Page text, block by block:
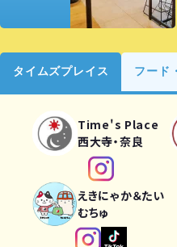
タイムズプレイス フード
Time's Place
西大寺・奈良
えきにゃか＆たい
むちゅ